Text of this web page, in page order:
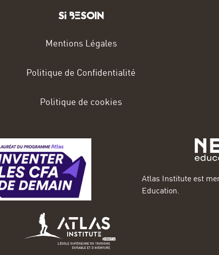
Si BESOIN
Mentions Légales
Politique de Confidentialité
Politique de cookies
Atlas Institute est
Education.